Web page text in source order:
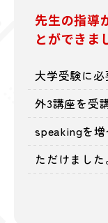
レッスンは
って疲れて
校の課題…毎
しかし担当の
ッスンを受
ていたのか、
先生の指導
とができま
大学受験に
外3講座を受
speakingを
ただけまし